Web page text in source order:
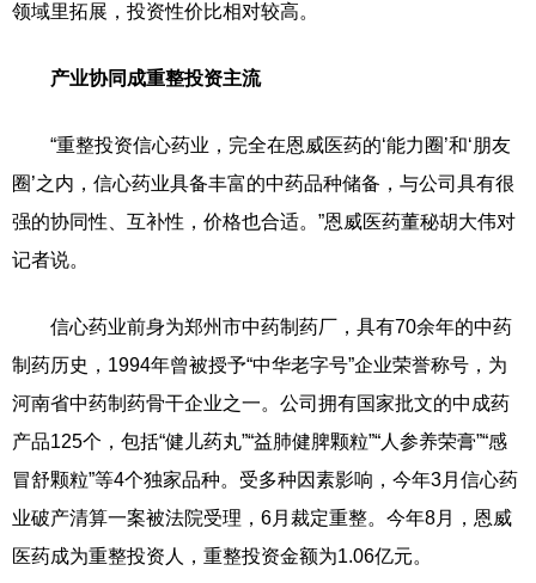
领域里拓展，投资性价比相对较高。
产业协同成重整投资主流
“重整投资信心药业，完全在恩威医药的‘能力圈’和‘朋友
圈’之内，信心药业具备丰富的中药品种储备，与公司具有很
强的协同性、互补性，价格也合适。”恩威医药董秘胡大伟对
记者说。
信心药业前身为郑州市中药制药厂，具有70余年的中药
制药历史，1994年曾被授予“中华老字号”企业荣誉称号，为
河南省中药制药骨干企业之一。公司拥有国家批文的中成药
产品125个，包括“健儿药丸”“益肺健脾颗粒”“人参养荣膏”“感
冒舒颗粒”等4个独家品种。受多种因素影响，今年3月信心药
业破产清算一案被法院受理，6月裁定重整。今年8月，恩威
医药成为重整投资人，重整投资金额为1.06亿元。